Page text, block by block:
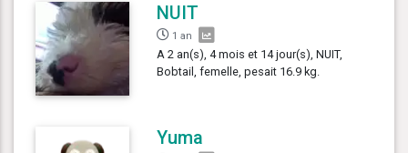
NUIT
1 an
A 2 an(s), 4 mois et 14 jour(s), NUIT,
Bobtail, femelle, pesait 16.9 kg.
Yuma